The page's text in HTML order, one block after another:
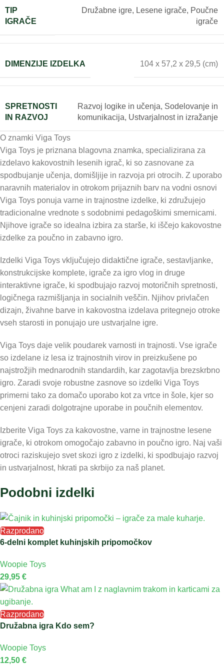
TIP
IGRAČE
Družabne igre, Lesene igrače, Poučne
igrače
DIMENZIJE IZDELKA 104 x 57,2 x 29,5 (cm)
SPRETNOSTI
IN RAZVOJ
Razvoj logike in učenja, Sodelovanje in
komunikacija, Ustvarjalnost in izražanje
O znamki Viga Toys
Viga Toys je priznana blagovna znamka, specializirana za
izdelavo kakovostnih lesenih igrač, ki so zasnovane za
spodbujanje učenja, domišljije in razvoja pri otrocih. Z uporabo
naravnih materialov in otrokom prijaznih barv na vodni osnovi
Viga Toys ponuja varne in trajnostne izdelke, ki združujejo
tradicionalne vrednote s sodobnimi pedagoškimi smernicami.
Njihove igrače so idealna izbira za starše, ki iščejo kakovostne
izdelke za poučno in zabavno igro.
Izdelki Viga Toys vključujejo didaktične igrače, sestavljanke,
konstrukcijske komplete, igrače za igro vlog in druge
interaktivne igrače, ki spodbujajo razvoj motoričnih spretnosti,
logičnega razmišljanja in socialnih veščin. Njihov privlačen
dizajn, živahne barve in kakovostna izdelava pritegnejo otroke
vseh starosti in ponujajo ure ustvarjalne igre.
Viga Toys daje velik poudarek varnosti in trajnosti. Vse igrače
so izdelane iz lesa iz trajnostnih virov in preizkušene po
najstrožjih mednarodnih standardih, kar zagotavlja brezskrbno
igro. Zaradi svoje robustne zasnove so izdelki Viga Toys
primerni tako za domačo uporabo kot za vrtce in šole, kjer so
cenjeni zaradi dolgotrajne uporabe in poučnih elementov.
Izberite Viga Toys za kakovostne, varne in trajnostne lesene
igrače, ki otrokom omogočajo zabavno in poučno igro. Naj vaši
otroci raziskujejo svet skozi igro z izdelki, ki spodbujajo razvoj
in ustvarjalnost, hkrati pa skrbijo za naš planet.
Podobni izdelki
Razprodano
6-delni komplet kuhinjskih pripomočkov
Woopie Toys
29,95 €
Razprodano
Družabna igra Kdo sem?
Woopie Toys
12,50 €